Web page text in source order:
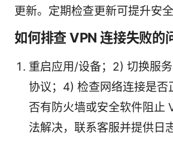
更新。定期检查更新可提升安全
如何排查 VPN 连接失败的
重启应用/设备；2) 切换服
协议；4) 检查网络连接是否
否有防火墙或安全软件阻止
法解决，联系客服并提供日